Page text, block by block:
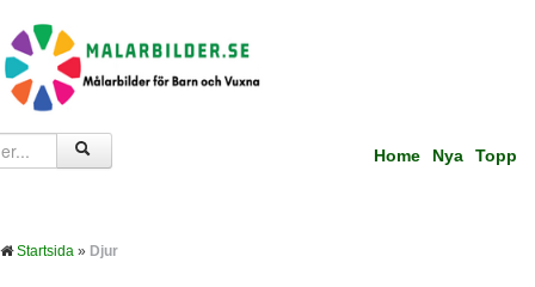
Home Nya Topp
Startsida » Djur